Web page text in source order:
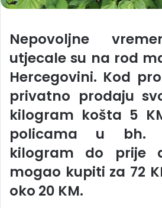
Nepovoljne
utjecale su na rod
Hercegovini. Kod
privatno prodaju
kilogram košta 5
policama u bh.
kilogram do prije
mogao kupiti za 72
oko 20 KM.